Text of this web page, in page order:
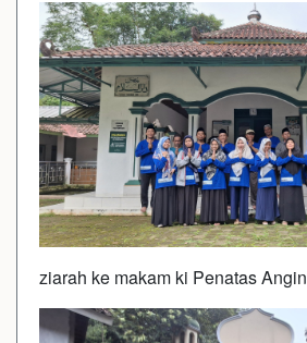
ziarah ke makam ki Penatas Angin